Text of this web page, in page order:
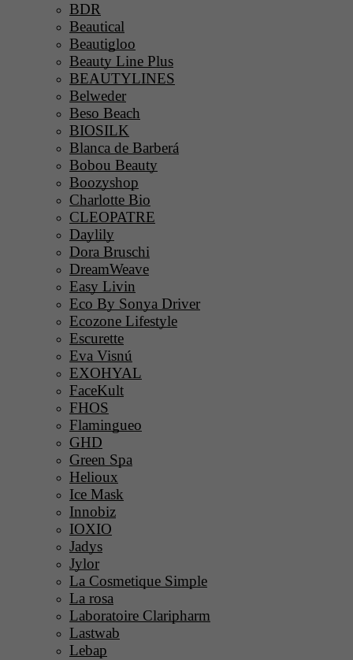
BDR
Beautical
Beautigloo
Beauty Line Plus
BEAUTYLINES
Belweder
Beso Beach
BIOSILK
Blanca de Barberá
Bobou Beauty
Boozyshop
Charlotte Bio
CLEOPATRE
Daylily
Dora Bruschi
DreamWeave
Easy Livin
Eco By Sonya Driver
Ecozone Lifestyle
Escurette
Eva Visnú
EXOHYAL
FaceKult
FHOS
Flamingueo
GHD
Green Spa
Helioux
Ice Mask
Innobiz
IOXIO
Jadys
Jylor
La Cosmetique Simple
La rosa
Laboratoire Claripharm
Lastwab
Lebap